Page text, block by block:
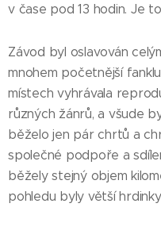
v čase pod 13 hodin. Je
Závod byl oslavován
mnohem početnější
místech vyhrávala
různých žánrů, a všude
běželo jen pár chrtů a
společné podpoře a
běžely stejný objem
pohledu byly větší